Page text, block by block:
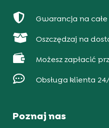
 Gwarancja na
 Oszczędzaj na
 Możesz zapłacić
 Obsługa klienta
Poznaj nas